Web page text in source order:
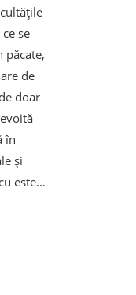
se
păcate,
de
doar
în
și
este…